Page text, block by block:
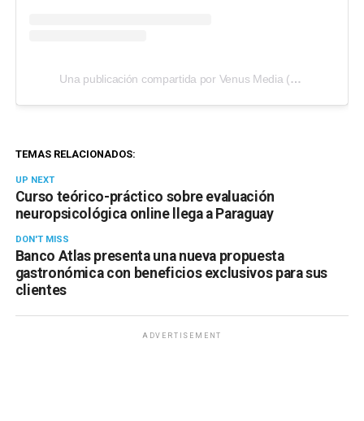
Una publicación compartida por Venus Media (@venusmediaoficial)
TEMAS RELACIONADOS:
UP NEXT
Curso teórico-práctico sobre evaluación
neuropsicológica online llega a Paraguay
DON'T MISS
Banco Atlas presenta una nueva propuesta
gastronómica con beneficios exclusivos para sus
clientes
ADVERTISEMENT